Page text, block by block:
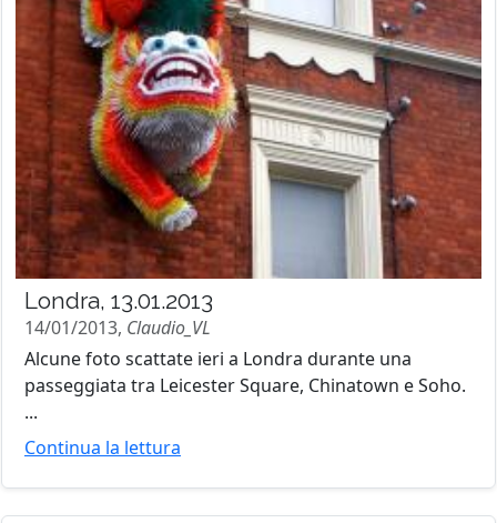
Londra, 13.01.2013
14/01/2013, Claudio_VL
Alcune foto scattate ieri a Londra durante una
passeggiata tra Leicester Square, Chinatown e Soho.
...
Continua la lettura